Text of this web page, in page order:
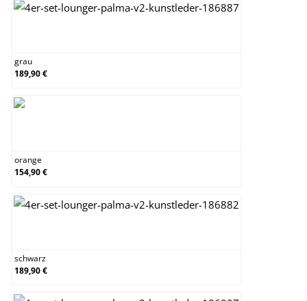
grau
189,90 €
orange
154,90 €
schwarz
189,90 €